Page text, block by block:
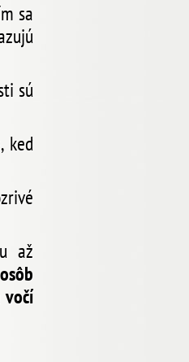
sa
sú
keď
až
vočí